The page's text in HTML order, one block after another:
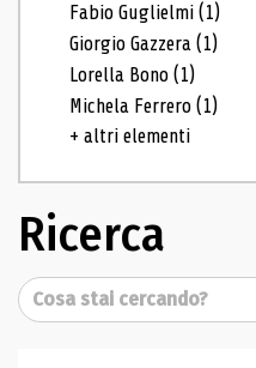
Fabio Guglielmi(1)
Giorgio Gazzera(1)
Lorella Bono(1)
Michela Ferrero(1)
+ altri elementi
Ricerca
Cerca